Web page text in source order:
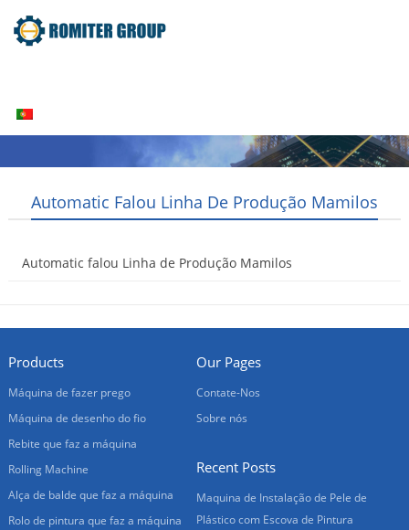
Automatic Falou Linha De Produção Mamilos
Automatic falou Linha de Produção Mamilos
Products
Máquina de fazer prego
Máquina de desenho do fio
Rebite que faz a máquina
Rolling Machine
Alça de balde que faz a máquina
Rolo de pintura que faz a máquina
Our Pages
Contate-Nos
Sobre nós
Recent Posts
Maquina de Instalação de Pele de
Plástico com Escova de Pintura